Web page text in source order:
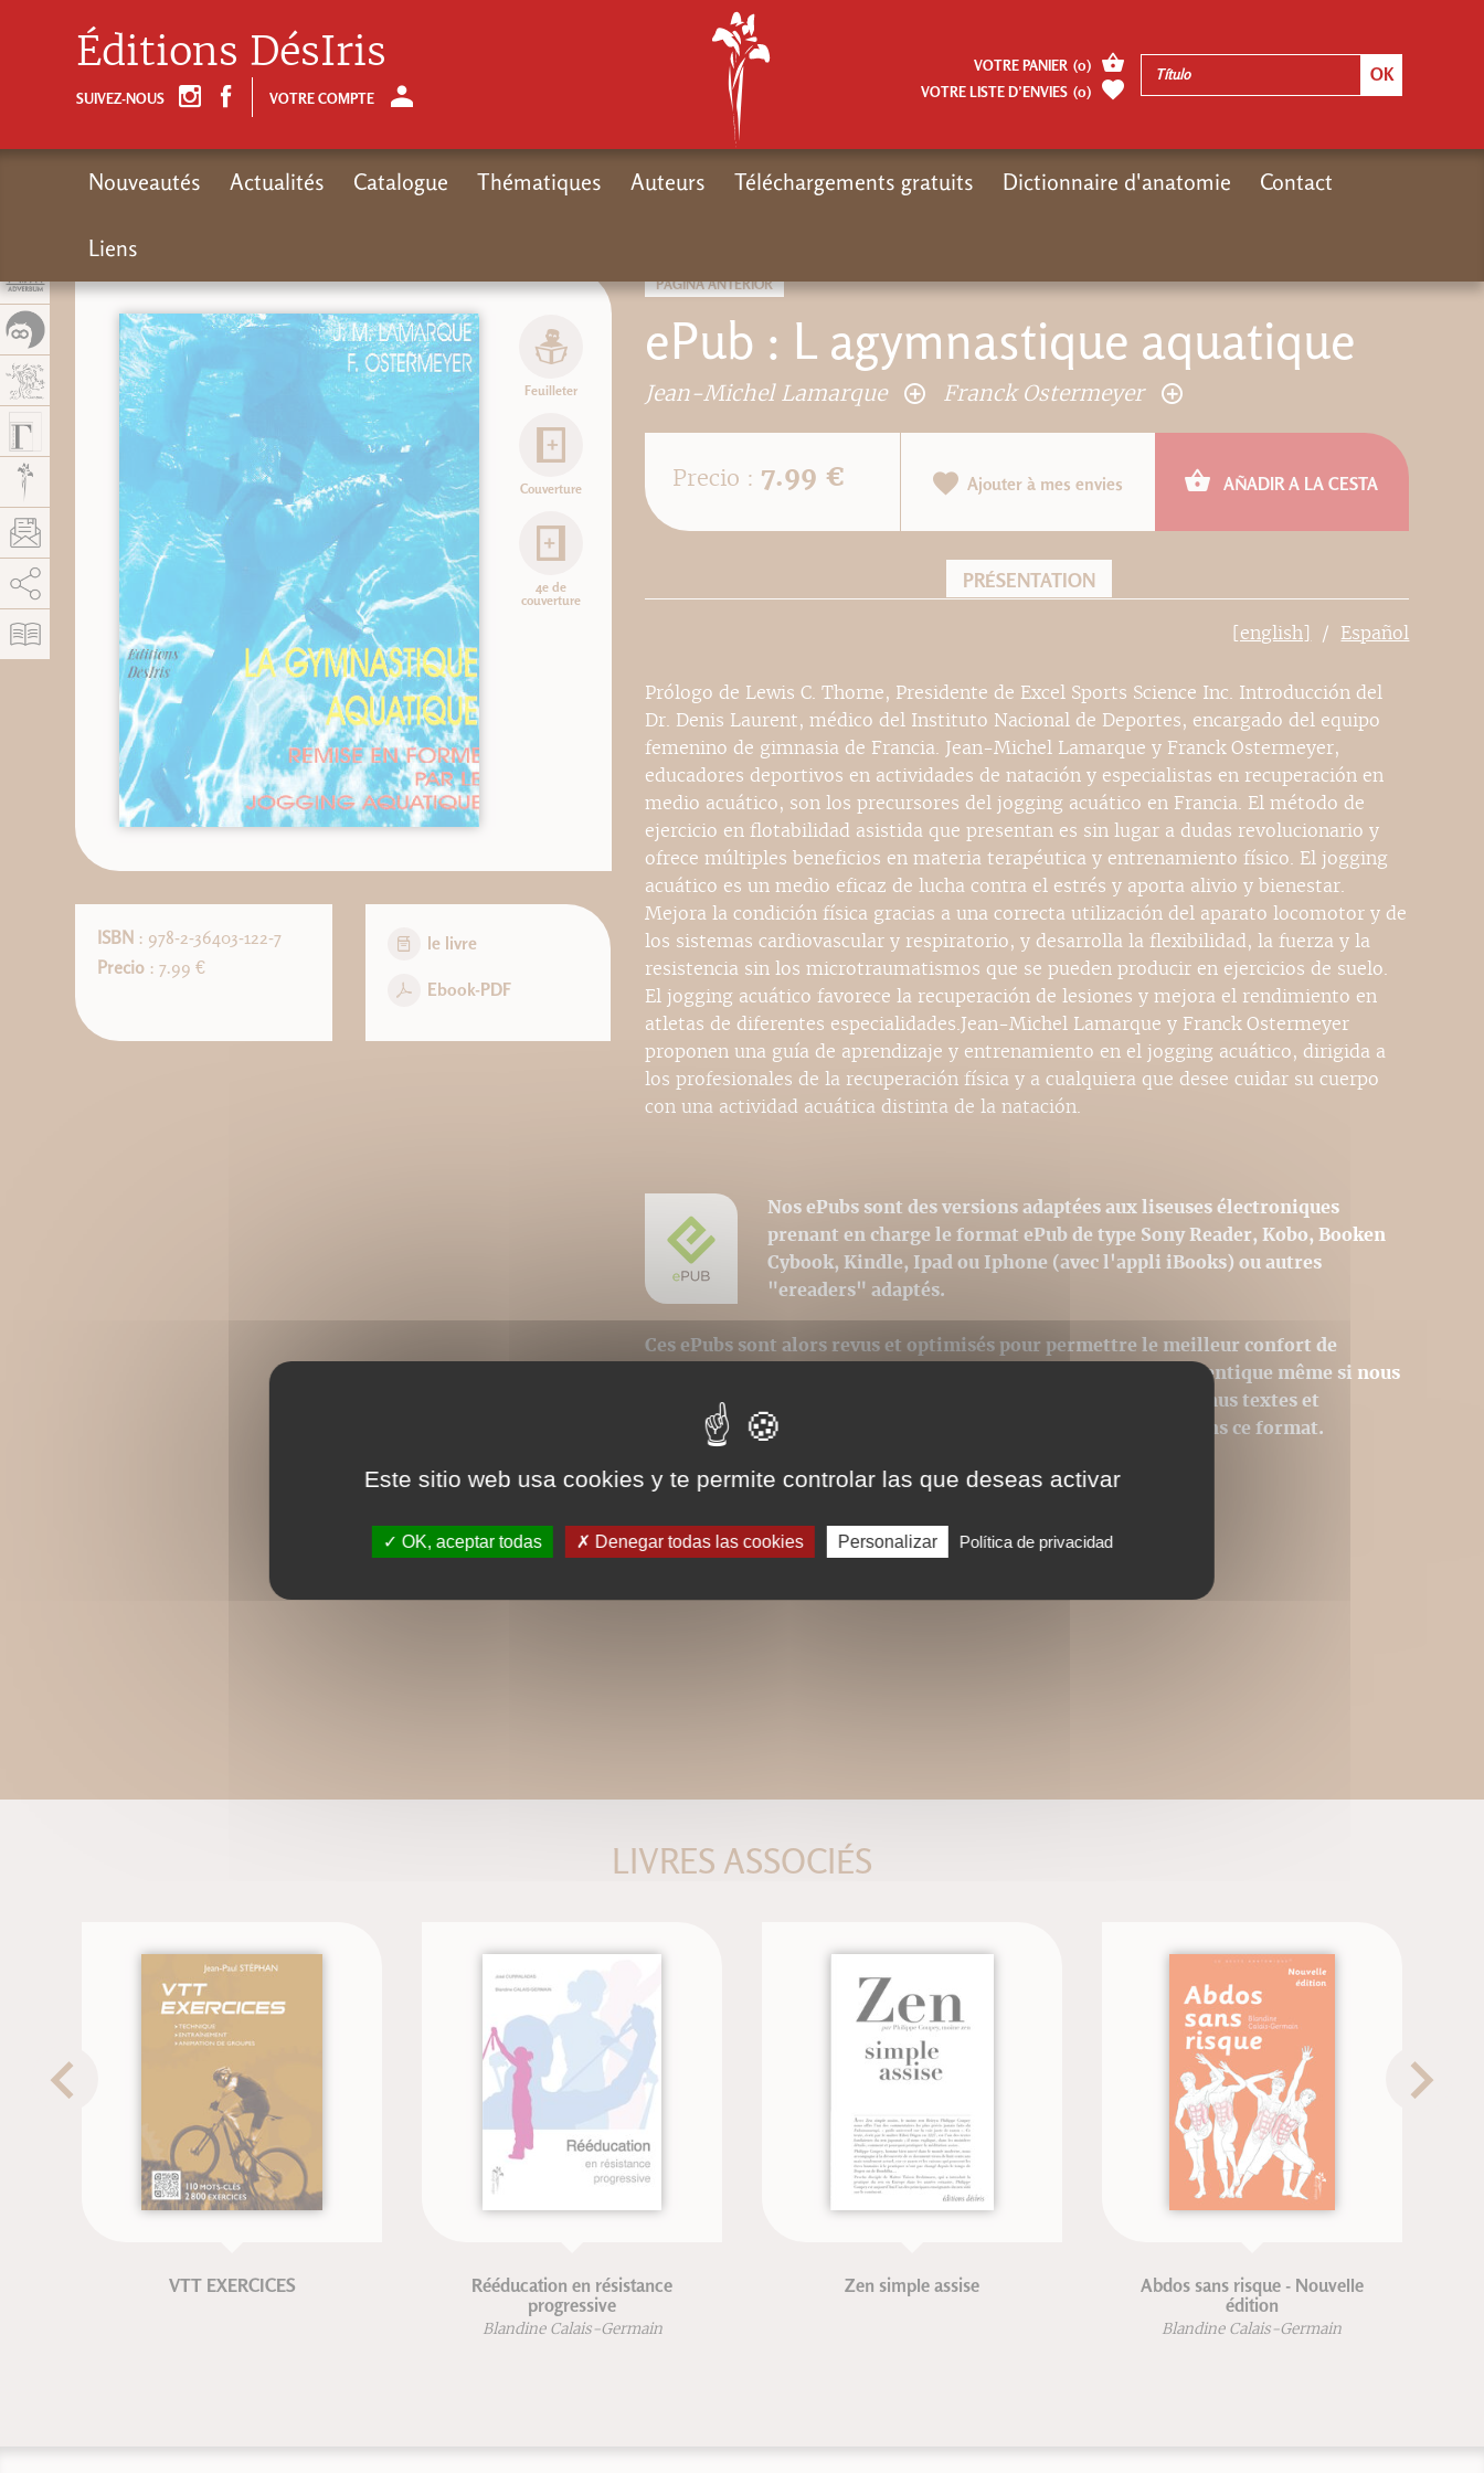
PÁGINA ANTERIOR
ePub : L agymnastique aquatique
Jean-Michel Lamarque Franck Ostermeyer
Feuilleter
Couverture
4e de
couverture
ISBN : 978-2-36403-122-7
Precio: 7.99 €
le livre
Ebook-PDF
Precio : 7.99 € Ajouter à mes envies AÑADIR A LA CESTA
PRÉSENTATION
[english] Español
Prólogo de Lewis C. Thorne, Presidente de Excel Sports Science Inc. Introducción del
Dr. Denis Laurent, médico del Instituto Nacional de Deportes, encargado del equipo
femenino de gimnasia de Francia. Jean-Michel Lamarque y Franck Ostermeyer,
educadores deportivos en actividades de natación y especialistas en recuperación en
medio acuático, son los precursores del jogging acuático en Francia. El método de
ejercicio en flotabilidad asistida que presentan es sin lugar a dudas revolucionario y
ofrece múltiples beneficios en materia terapéutica y entrenamiento físico. El jogging
acuático es un medio eficaz de lucha contra el estrés y aporta alivio y bienestar.
Mejora la condición física gracias a una correcta utilización del aparato locomotor y de
los sistemas cardiovascular y respiratorio, y desarrolla la flexibilidad, la fuerza y la
resistencia sin los microtraumatismos que se pueden producir en ejercicios de suelo.
El jogging acuático favorece la recuperación de lesiones y mejora el rendimiento en
atletas de diferentes especialidades.Jean-Michel Lamarque y Franck Ostermeyer
proponen una guía de aprendizaje y entrenamiento en el jogging acuático, dirigida a
los profesionales de la recuperación física y a cualquiera que desee cuidar su cuerpo
con una actividad acuática distinta de la natación.
Nos ePubs sont des versions adaptées aux liseuses électroniques
prenant en charge le format ePub de type Sony Reader, Kobo, Booken
Cybook, Kindle, Ipad ou Iphone (avec l'appli iBooks) ou autres
"ereaders" adaptés.
Ces ePubs sont alors revus et optimisés pour permettre le meilleur confort de
lecture, toutefois la mise en page n'est donc pas strictement identique même si nous
avons au mieux respecté la charte graphique initiale. Les contenus textes et
iconographiques sont, par contre, intégralement reproduits dans ce format.
LIVRES ASSOCIÉS
VTT EXERCICES
Rééducation en résistance
progressive
Blandine Calais-Germain
Zen simple assise
Abdos sans risque - Nouvelle
édition
Blandine Calais-Germain
Éditions DésIris
SUIVEZ-NOUS VOTRE COMPTE
VOTRE PANIER (0)
VOTRE LISTE D’ENVIES (0)
Nouveautés Actualités Catalogue Thématiques Auteurs Téléchargements gratuits Dictionnaire d'anatomie Contact
Liens
AddThis está deshabilitado. Permitir
Este sitio web usa cookies y te permite controlar las que deseas activar
OK, aceptar todas Denegar todas las cookies Personalizar Política de privacidad